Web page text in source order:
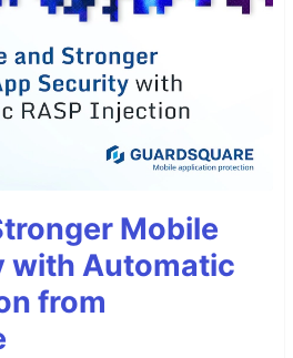
Mobile
with Automatic
from